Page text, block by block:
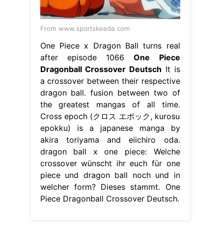
From www.sportskeeda.com
One Piece x Dragon Ball turns real
after episode 1066One Piece
Dragonball Crossover Deutsch It is
a crossover between their respective
dragon ball. fusion between two of
the greatest mangas of all time.
Cross epoch (クロス エポック, kurosu
epokku) is a japanese manga by
akira toriyama and eiichiro oda.
dragon ball x one piece: Welche
crossover wünscht ihr euch für one
piece und dragon ball noch und in
welcher form? Dieses stammt. One
Piece Dragonball Crossover Deutsch.